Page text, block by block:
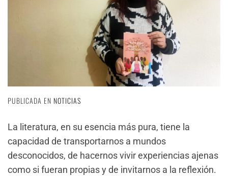
PUBLICADA EN NOTICIAS
La literatura, en su esencia más pura, tiene la
capacidad de transportarnos a mundos
desconocidos, de hacernos vivir experiencias ajenas
como si fueran propias y de invitarnos a la reflexión.